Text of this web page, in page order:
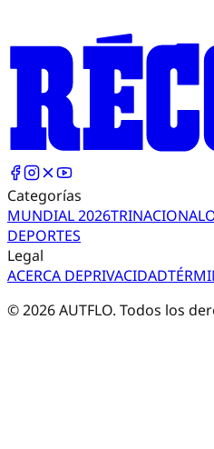
Categorías
MUNDIAL 2026TRINACIONAL
DEPORTES
Legal
ACERCA DEPRIVACIDAD
©2026AUTFLO. Todos los